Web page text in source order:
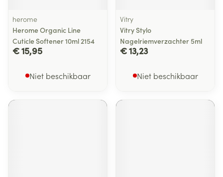
herome
Herome Organic Line
Cuticle Softener 10ml 2154
€ 15,95
Niet beschikbaar
Vitry
Vitry Stylo
Nagelriemverzachter 5ml
€ 13,23
Niet beschikbaar